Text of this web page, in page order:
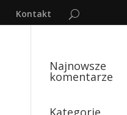
Kontakt
Najnowsze
komentarze